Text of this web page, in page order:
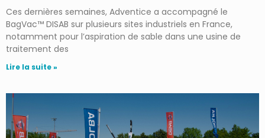
Ces dernières semaines, Adventice a accompagné le
BagVac™ DISAB sur plusieurs sites industriels en France,
notamment pour l’aspiration de sable dans une usine de
traitement des
Lire la suite »